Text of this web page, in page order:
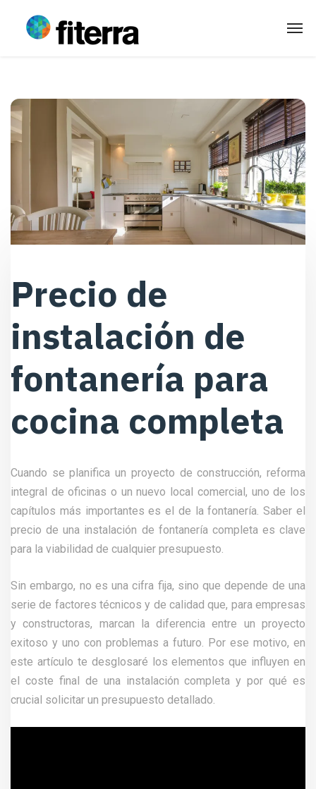
Precio de
instalación de
fontanería para
cocina completa
Cuando se planifica un proyecto de construcción, reforma
integral de oficinas o un nuevo local comercial, uno de los
capítulos más importantes es el de la fontanería. Saber el
precio de una instalación de fontanería completa es clave
para la viabilidad de cualquier presupuesto.
Sin embargo, no es una cifra fija, sino que depende de una
serie de factores técnicos y de calidad que, para empresas
y constructoras, marcan la diferencia entre un proyecto
exitoso y uno con problemas a futuro. Por ese motivo, en
este artículo te desglosaré los elementos que influyen en
el coste final de una instalación completa y por qué es
crucial solicitar un presupuesto detallado.